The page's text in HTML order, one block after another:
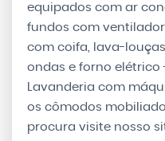
equipados com ar
fundos com
com coifa, lava-
ondas e forno elétrico
Lavanderia com
os cômodos
procura visite nosso